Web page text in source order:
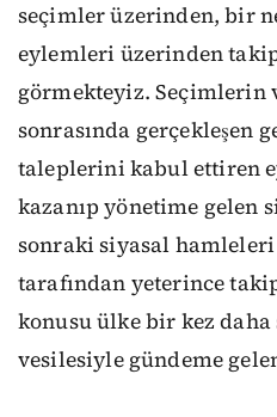
seçimler üzerinden, bir
eylemleri üzerinden
görmekteyiz. Seçimlerin
sonrasında gerçekleşen
taleplerini kabul ettiren
kazanıp yönetime gelen
sonraki siyasal
tarafından yeterince
konusu ülke bir kez
vesilesiyle gündeme